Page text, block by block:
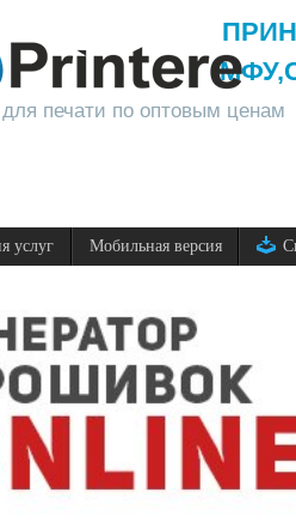
печати по оптовым ценам
МФУ,
услуг Мобильная версия